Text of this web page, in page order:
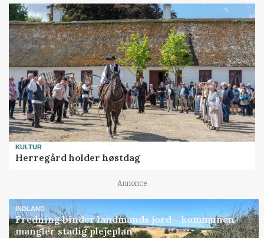
KULTUR
Herregård holder høstdag
Annonce
INDLAND
Fredning binder landmands jord – kommunen
mangler stadig plejeplan